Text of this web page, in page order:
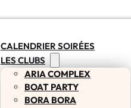
CALENDRIER SOIRÉES
LES CLUBS
ARIA COMPLEX
BOAT PARTY
BORA BORA